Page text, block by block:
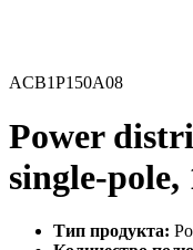
ACB1P150A08
Power
single-
Тип продукта: